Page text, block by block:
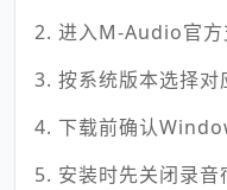
2. 进入M-Audio官方
3. 按系统版本选择对
4. 下载前确认
5. 安装时先关闭录音